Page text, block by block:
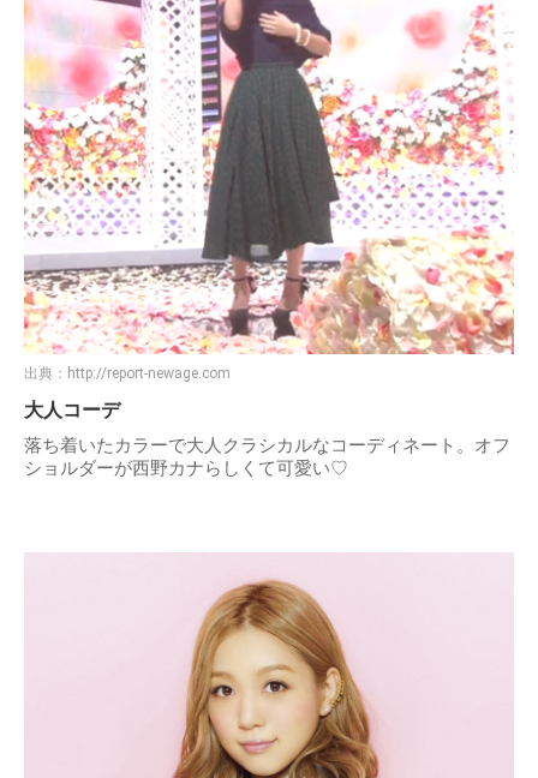
出典： http://report-newage.com
大人コーデ
落ち着いたカラーで大人クラシカルなコーディネート。オフ
ショルダーが西野カナらしくて可愛い♡